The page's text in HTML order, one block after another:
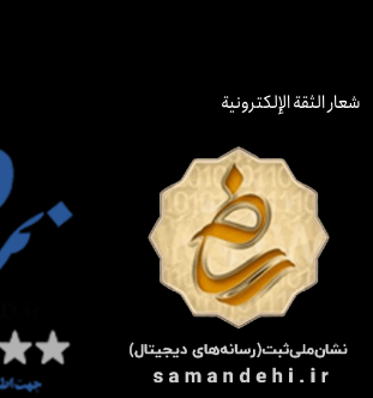
شعار الثقة الإلكترونية